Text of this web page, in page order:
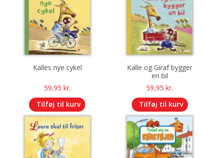
Kalles nye cykel
59,95 kr.
Tilføj til kurv
Kalle og Giraf bygger
en bil
59,95kr.
Tilføj til kurv